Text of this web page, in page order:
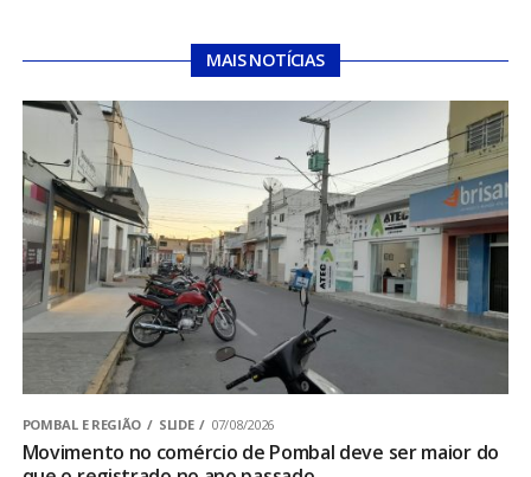
MAIS NOTÍCIAS
POMBAL E REGIÃO SLIDE 07/08/2026
Movimento no comércio de Pombal deve ser maior do